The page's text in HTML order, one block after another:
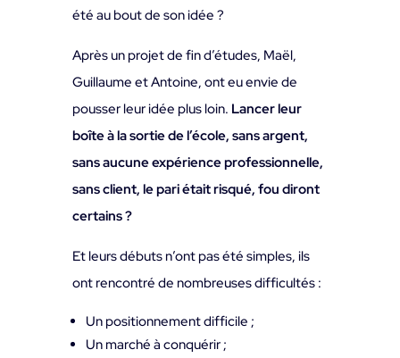
été au bout de son idée ?
Après un projet de fin d’études, Maël,
Guillaume et Antoine, ont eu envie de
pousser leur idée plus loin. Lancer leur
boîte à la sortie de l’école, sans argent,
sans aucune expérience professionnelle,
sans client, le pari était risqué, fou diront
certains ?
Et leurs débuts n’ont pas été simples, ils
ont rencontré de nombreuses difficultés :
Un positionnement difficile ;
Un marché à conquérir ;